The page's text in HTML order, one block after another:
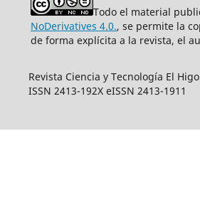
Todo el material
NoDerivatives 4.0., se permite la
de forma explícita a la revista, el
Revista Ciencia y Tecnología El Higo
ISSN 2413-192X eISSN 2413-1911